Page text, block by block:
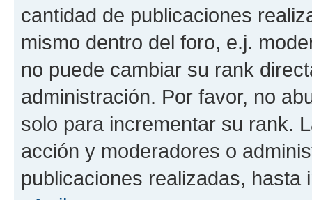
cantidad de publicaciones
mismo dentro del foro, e.j.
no puede cambiar su rank
administración. Por favor, no
solo para incrementar su rank.
acción y moderadores o
publicaciones realizadas, hasta